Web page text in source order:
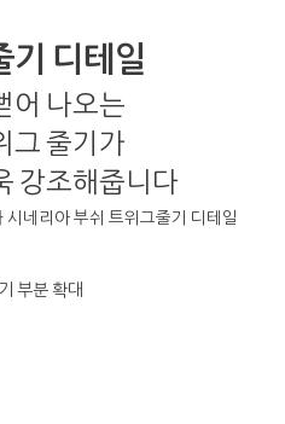
기 디테일
어 나오는
그 줄기가
강조해줍니다
부분 확대